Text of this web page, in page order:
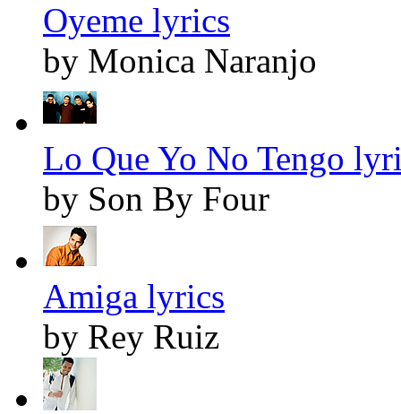
Oyeme lyrics
by Monica Naranjo
Lo Que Yo No Tengo
by Son By Four
Amiga lyrics
by Rey Ruiz